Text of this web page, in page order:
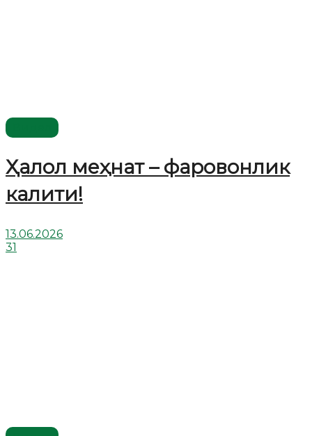
Ҳалол меҳнат – фаровонлик
калити!
13.06.2026
31